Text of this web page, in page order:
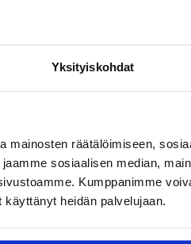
Yksityiskohdat
mainosten räätälöimiseen,
sosiaalisen median,
Kumppanimme
heidän palvelujaan.